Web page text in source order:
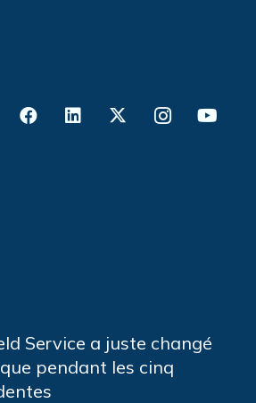
Service a juste changé
pendant les cinq